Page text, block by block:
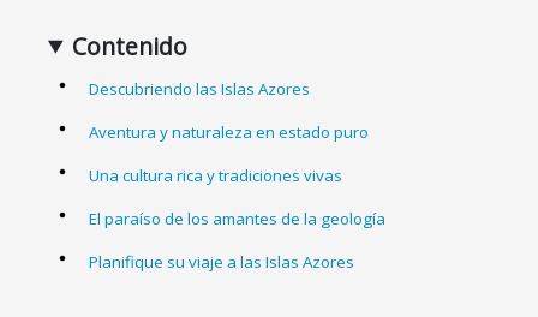
Contenido
Descubriendo las Islas Azores
Aventura y naturaleza en estado puro
Una cultura rica y tradiciones vivas
El paraíso de los amantes de la geología
Planifique su viaje a las Islas Azores